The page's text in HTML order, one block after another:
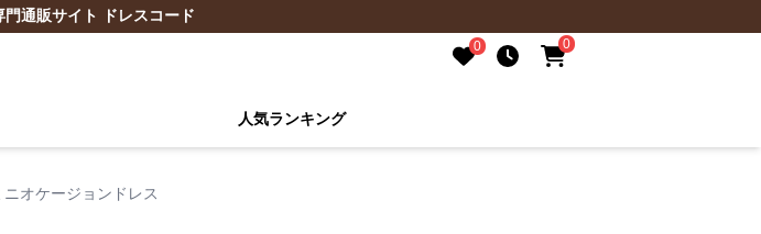
通販サイト ドレスコード
0 0
人気ランキング
オケージョンドレス